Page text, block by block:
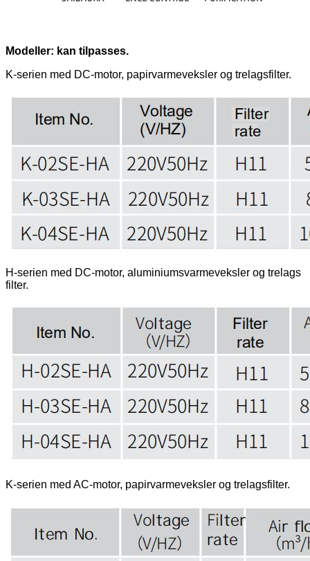
Modeller: kan tilpasses.
K-serien med DC-motor, papirvarmeveksler og trelagsfilter.
H-serien med DC-motor, aluminiumsvarmeveksler og trelags
filter.
K-serien med AC-motor, papirvarmeveksler og trelagsfilter.